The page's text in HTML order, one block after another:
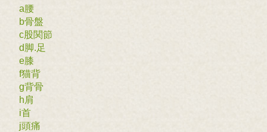
a腰
b骨盤
c股関節
d脚.足
e膝
f猫背
g背骨
h肩
i首
j頭痛